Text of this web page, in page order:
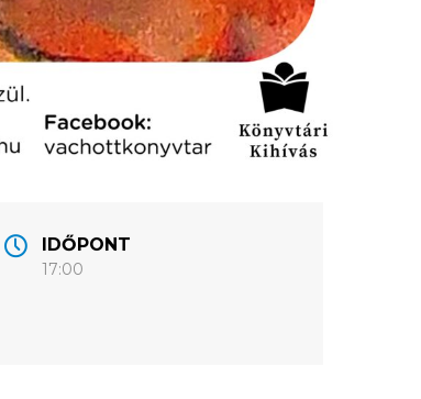
IDŐPONT
17:00